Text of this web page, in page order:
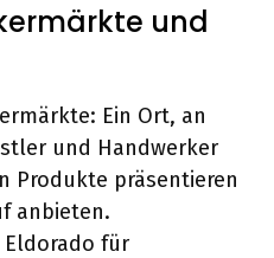
und
Ein Ort, an
und Handwerker
Produkte präsentieren
anbieten.
Eldorado für